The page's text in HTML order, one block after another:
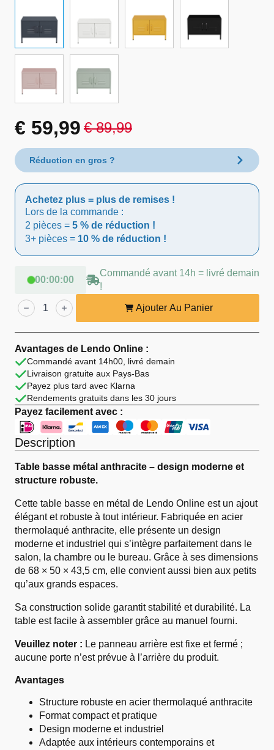
€89,99
Le
prix
initial
était :
€ 89,99.
€ 59,99
Le
prix
actuel
est :
€ 59,99.
Réduction en gros ?
Achetez plus = plus de remises !
Lors de la commande :
2 pièces = 5 % de réduction !
3+ pièces = 10 % de réduction !
00:00:00
Commandé avant 14h = livré demain
!
quantité
de
Lendo
basse
68x50x44
cm
Métal
Anthracite
Ajouter Au Panier
Avantages de Lendo Online :
Commandé avant 14h00, livré demain
Livraison gratuite aux Pays-Bas
Payez plus tard avec Klarna
Rendements gratuits dans les 30 jours
Payez facilement avec :
Description
Table basse métal anthracite – design moderne et
structure robuste.
Cette table basse en métal de Lendo Online est un ajout
élégant et robuste à tout intérieur. Fabriquée en acier
thermolaqué anthracite, elle présente un design
moderne et industriel qui s’intègre parfaitement dans le
salon, la chambre ou le bureau. Grâce à ses dimensions
de 68 × 50 × 43,5 cm, elle convient aussi bien aux petits
qu’aux grands espaces.
Sa construction solide garantit stabilité et durabilité. La
table est facile à assembler grâce au manuel fourni.
Veuillez noter : Le panneau arrière est fixe et fermé ;
aucune porte n’est prévue à l’arrière du produit.
Avantages
Structure robuste en acier thermolaqué anthracite
Format compact et pratique
Design moderne et industriel
Adaptée aux intérieurs contemporains et